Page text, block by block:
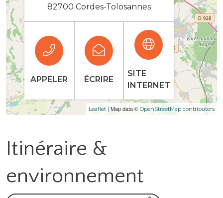
Leaflet | Map data © OpenStreetMap contributors
82700 Cordes-Tolosannes
APPELER ÉCRIRE
SITE
INTERNET
Itinéraire &
environnement